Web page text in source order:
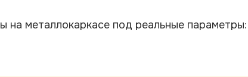
металлокаркасе под реальные